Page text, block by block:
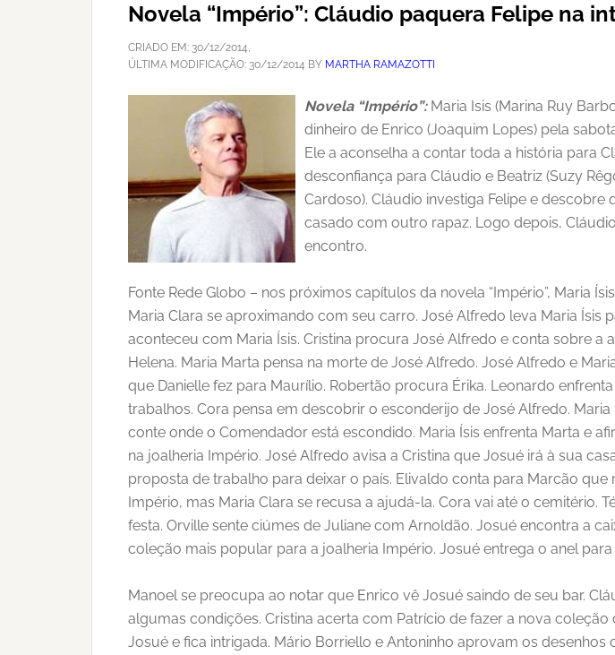
Novela “Império”: Cláudio paquera Felipe na
CRIADO EM: 30/12/2014,
ÚLTIMA MODIFICAÇÃO: 30/12/2014 BY MARTHA RAMAZOTTI
Novela “Império”:Maria Isis (Marina Ruy
dinheiro de Enrico (Joaquim Lopes) pela
Ele a aconselha a contar toda a história para
desconfiança para Cláudio e Beatriz (Suzy
Cardoso). Cláudio investiga Felipe e
casado com outro rapaz. Logo depois,
encontro.
Fonte Rede Globo – nos próximos capítulos da novela “Império”, Maria
Maria Clara se aproximando com seu carro. José Alfredo leva Maria Ísis
aconteceu com Maria Ísis. Cristina procura José Alfredo e conta sobre
Helena. Maria Marta pensa na morte de José Alfredo. José Alfredo e
que Danielle fez para Maurílio. Robertão procura Érika. Leonardo
trabalhos. Cora pensa em descobrir o esconderijo de José Alfredo.
conte onde o Comendador está escondido. Maria Ísis enfrenta Marta e
na joalheria Império. José Alfredo avisa a Cristina que Josué irá à sua
proposta de trabalho para deixar o país. Elivaldo conta para Marcão
Império, mas Maria Clara se recusa a ajudá-la. Cora vai até o cemitério.
festa. Orville sente ciúmes de Juliane com Arnoldão. Josué encontra a
coleção mais popular para a joalheria Império. Josué entrega o anel
Manoel se preocupa ao notar que Enrico vê Josué saindo de seu bar.
algumas condições. Cristina acerta com Patrício de fazer a nova
Josué e fica intrigada. Mário Borriello e Antoninho aprovam os